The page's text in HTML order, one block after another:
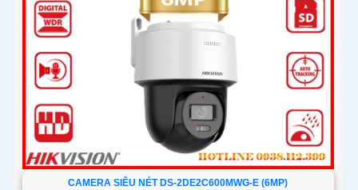
CAMERA SIÊU NÉT DS-2DE2C600MWG-E (6MP)